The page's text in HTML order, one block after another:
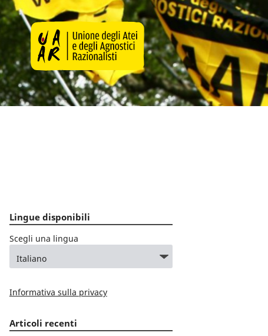
Lingue disponibili
Scegli una lingua
Informativa sulla privacy
Articoli recenti